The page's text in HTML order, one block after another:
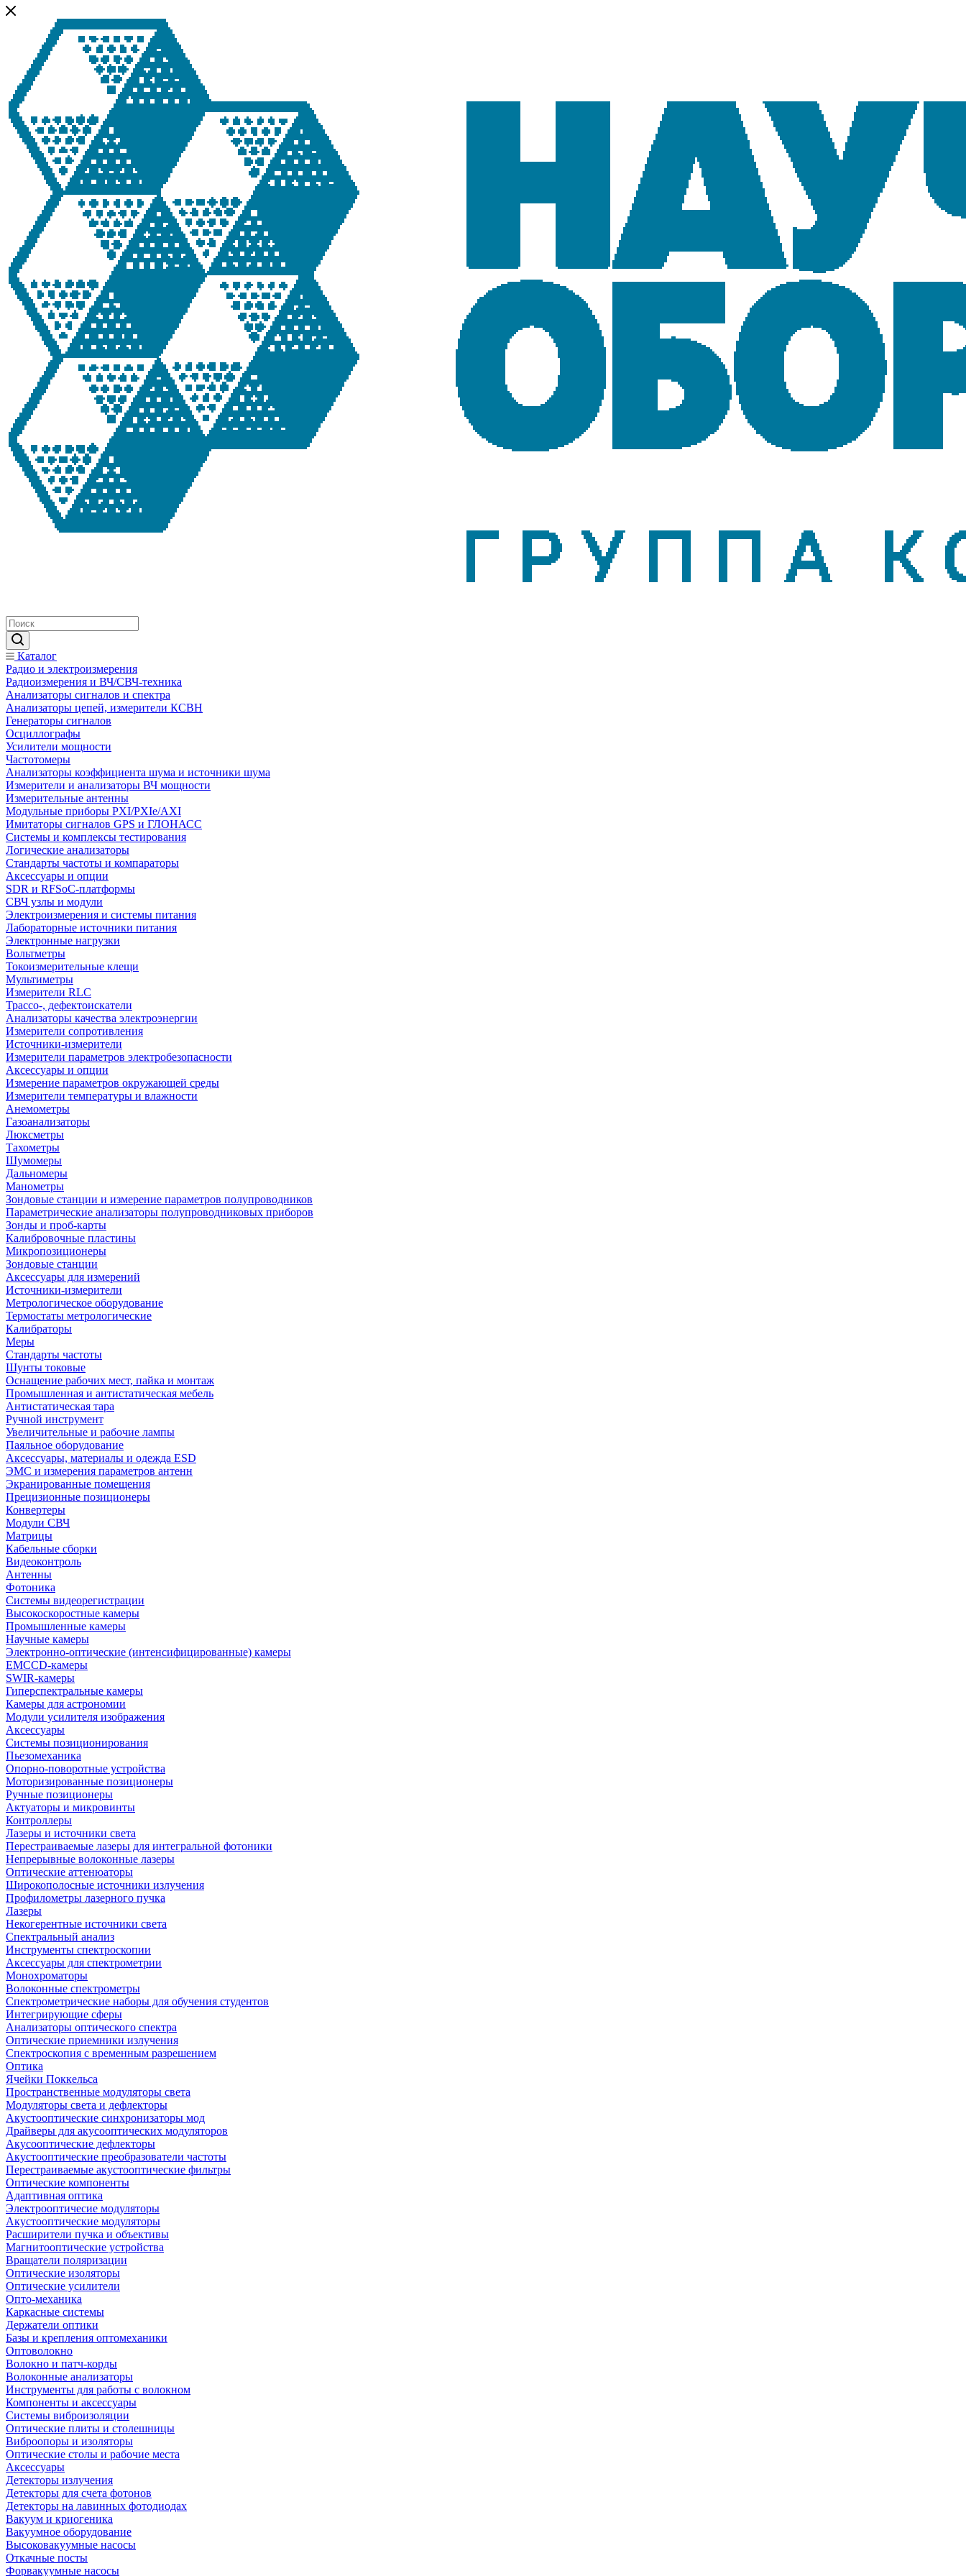
Каталог
Радио и электроизмерения
Радиоизмерения и ВЧ/СВЧ-техника
Анализаторы сигналов и спектра
Анализаторы цепей, измерители КСВН
Генераторы сигналов
Осциллографы
Усилители мощности
Частотомеры
Анализаторы коэффициента шума и источники шума
Измерители и анализаторы ВЧ мощности
Измерительные антенны
Модульные приборы PXI/PXIe/AXI
Имитаторы сигналов GPS и ГЛОНАСС
Системы и комплексы тестирования
Логические анализаторы
Стандарты частоты и компараторы
Аксессуары и опции
SDR и RFSoC‑платформы
СВЧ узлы и модули
Электроизмерения и системы питания
Лабораторные источники питания
Электронные нагрузки
Вольтметры
Токоизмерительные клещи
Мультиметры
Измерители RLC
Трассо-, дефектоискатели
Анализаторы качества электроэнергии
Измерители сопротивления
Источники-измерители
Измерители параметров электробезопасности
Аксессуары и опции
Измерение параметров окружающей среды
Измерители температуры и влажности
Анемометры
Газоанализаторы
Люксметры
Тахометры
Шумомеры
Дальномеры
Манометры
Зондовые станции и измерение параметров полупроводников
Параметрические анализаторы полупроводниковых приборов
Зонды и проб-карты
Калибровочные пластины
Микропозиционеры
Зондовые станции
Аксессуары для измерений
Источники-измерители
Метрологическое оборудование
Термостаты метрологические
Калибраторы
Меры
Стандарты частоты
Шунты токовые
Оснащение рабочих мест, пайка и монтаж
Промышленная и антистатическая мебель
Антистатическая тара
Ручной инструмент
Увеличительные и рабочие лампы
Паяльное оборудование
Аксессуары, материалы и одежда ESD
ЭМС и измерения параметров антенн
Экранированные помещения
Прецизионные позиционеры
Конвертеры
Модули СВЧ
Матрицы
Кабельные сборки
Видеоконтроль
Антенны
Фотоника
Cистемы видеорегистрации
Высокоскоростные камеры
Промышленные камеры
Научные камеры
Электронно-оптические (интенсифицированные) камеры
EMCCD-камеры
SWIR-камеры
Гиперспектральные камеры
Камеры для астрономии
Модули усилителя изображения
Аксессуары
Системы позиционирования
Пьезомеханика
Опорно-поворотные устройства
Моторизированные позиционеры
Ручные позиционеры
Актуаторы и микровинты
Контроллеры
Лазеры и источники света
Перестраиваемые лазеры для интегральной фотоники
Непрерывные волоконные лазеры
Оптические аттенюаторы
Широкополосные источники излучения
Профилометры лазерного пучка
Лазеры
Некогерентные источники света
Спектральный анализ
Инструменты спектроскопии
Аксессуары для спектрометрии
Монохроматоры
Волоконные спектрометры
Спектрометрические наборы для обучения студентов
Интегрирующие сферы
Анализаторы оптического спектра
Оптические приемники излучения
Спектроскопия с временным разрешением
Оптика
Ячейки Поккельса
Пространственные модуляторы света
Модуляторы света и дефлекторы
Акустооптические синхронизаторы мод
Драйверы для акусооптических модуляторов
Акусооптические дефлекторы
Акустооптические преобразователи частоты
Перестраиваемые акустооптические фильтры
Оптические компоненты
Адаптивная оптика
Электрооптичесие модуляторы
Акустооптические модуляторы
Расширители пучка и объективы
Магнитооптические устройства
Вращатели поляризации
Оптические изоляторы
Оптические усилители
Опто-механика
Каркасные системы
Держатели оптики
Базы и крепления оптомеханики
Оптоволокно
Волокно и патч-корды
Волоконные анализаторы
Инструменты для работы с волокном
Компоненты и аксессуары
Системы виброизоляции
Оптические плиты и столешницы
Виброопоры и изоляторы
Оптические столы и рабочие места
Аксессуары
Детекторы излучения
Детекторы для счета фотонов
Детекторы на лавинных фотодиодах
Вакуум и криогеника
Вакуумное оборудование
Высоковакуумные насосы
Откачные посты
Форвакуумные насосы